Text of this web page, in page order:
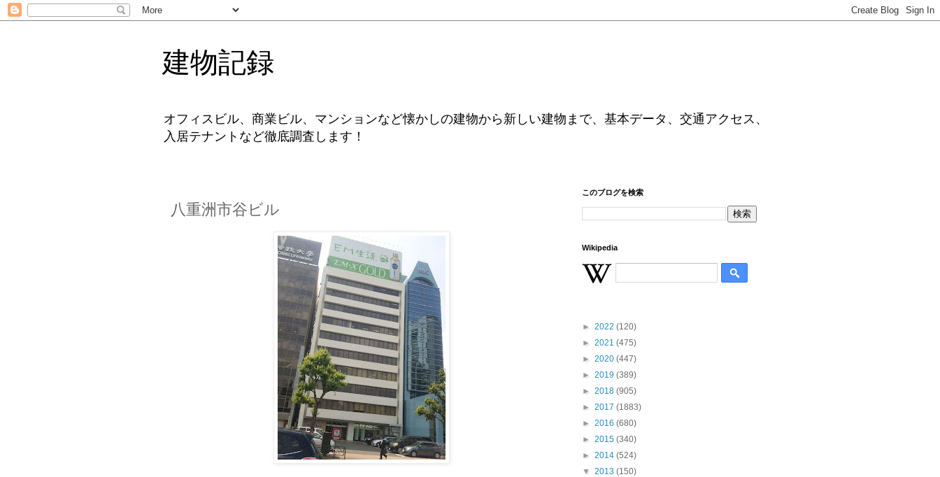
建物記録
オフィスビル、商業ビル、マンションなど懐かしの建物から新しい建物まで、基本データ、交通アクセス、
入居テナントなど徹底調査します！
八重洲市谷ビル
このブログを検索
Wikipedia
► 2022 (120)
► 2021 (475)
► 2020 (447)
► 2019 (389)
► 2018 (905)
► 2017 (1883)
► 2016 (680)
► 2015 (340)
► 2014 (524)
▼ 2013 (150)